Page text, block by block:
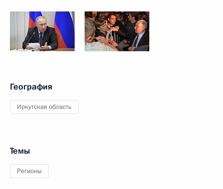
География
Иркутская область
Темы
Регионы